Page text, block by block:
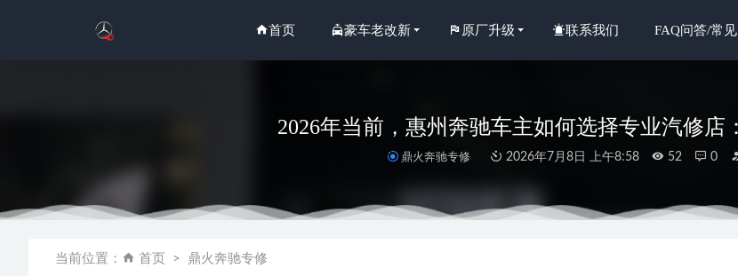
首页 豪车老改新 原厂升级 联系我们 FAQ问答/常
2026年当前，惠州奔驰车主如何选择专业汽修店
鼎火奔驰专修 2026年7月8日 上午8:58 52 0
当前位置： 首页 鼎火奔驰专修